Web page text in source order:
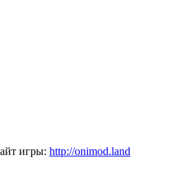
игры: http://onimod.land